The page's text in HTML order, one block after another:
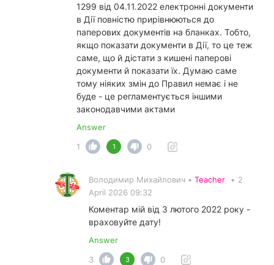
1299 від 04.11.2022 електронні документи
в Дії повністю прирівнюються до
паперових документів на бланках. Тобто,
якщо показати документи в Дії, то це теж
саме, що й дістати з кишені паперові
документи й показати їх. Думаю саме
тому ніяких змін до Правил немає і не
буде - це регламентується іншими
законодавчими актами
Answer
1
1 0
Володимир Михайлович • Teacher • 2
April 2026 09:32
Коментар мій від 3 лютого 2022 року -
враховуйте дату!
Answer
3
3 0